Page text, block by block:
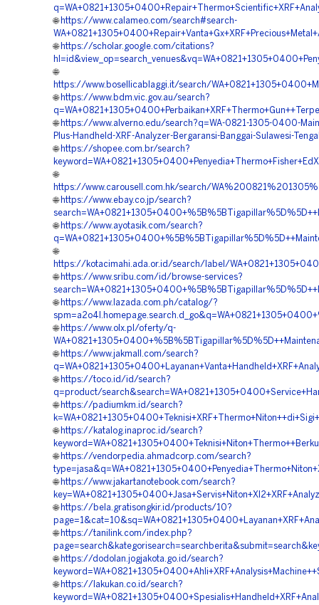
🌐 https://www.calameo.com/search#search-
🌐 https://scholar.google.com/citations?
🌐
https://www.bosellicablaggi.it/search/
🌐 https://www.bdm.vic.gov.au/search?
🌐 https://www.alverno.edu/search?q=WA-0821-1305-0400-
Plus-Handheld-XRF-Analyzer-Bergaransi-Banggai-Sulawesi-
🌐 https://shopee.com.br/search?
🌐
https://www.carousell.com.hk/search/
🌐 https://www.ebay.co.jp/search?
🌐 https://www.ayotasik.com/search?
🌐
https://kotacimahi.ada.or.id/search/label/
🌐 https://www.sribu.com/id/browse-services?
🌐 https://www.lazada.com.ph/catalog/?
🌐 https://www.olx.pl/oferty/q-
🌐 https://www.jakmall.com/search?
🌐 https://toco.id/id/search?
q=product/
🌐 https://padiumkm.id/search?
🌐 https://katalog.inaproc.id/search?
🌐 https://vendorpedia.ahmadcorp.com/search?
🌐 https://www.jakartanotebook.com/search?
🌐 https://bela.gratisongkir.id/products/10?
🌐 https://tanilink.com/index.php?
🌐 https://dodolan.jogjakota.go.id/search?
🌐 https://lakukan.co.id/search?